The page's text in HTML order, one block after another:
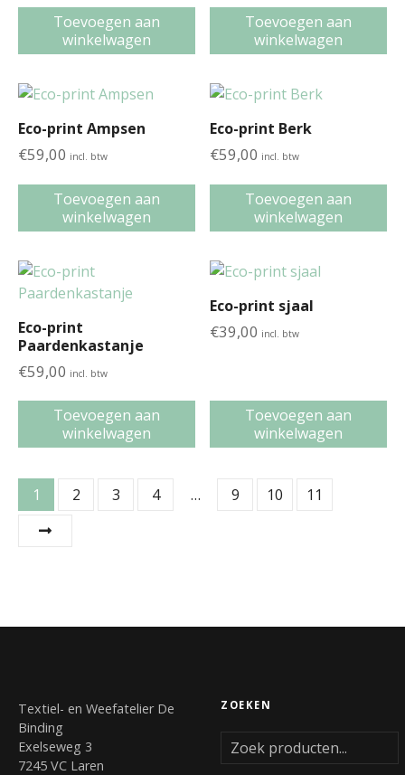
Toevoegen aan
winkelwagen
Toevoegen aan
winkelwagen
Eco-print Ampsen
€59,00 incl. btw
Toevoegen aan
winkelwagen
Eco-print Berk
€59,00 incl. btw
Toevoegen aan
winkelwagen
Eco-print
Paardenkastanje
€59,00 incl. btw
Toevoegen aan
winkelwagen
Eco-print sjaal
€39,00 incl. btw
Toevoegen aan
winkelwagen
1 2 3 4 … 9 10 11
Textiel- en Weefatelier De
Binding
Exelseweg 3
7245 VC Laren
ZOEKEN